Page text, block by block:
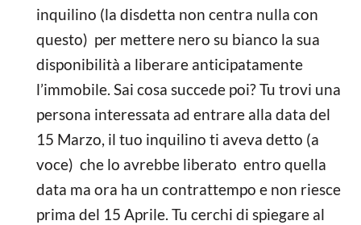
inquilino (la disdetta non centra nulla con
questo) per mettere nero su bianco la sua
disponibilità a liberare anticipatamente
l’immobile. Sai cosa succede poi? Tu trovi una
persona interessata ad entrare alla data del
15 Marzo, il tuo inquilino ti aveva detto (a
voce) che lo avrebbe liberato entro quella
data ma ora ha un contrattempo e non riesce
prima del 15 Aprile. Tu cerchi di spiegare al